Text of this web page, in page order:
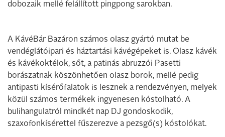
dobozaik mellé felállított pingpong sarokban.
A KávéBár Bazáron számos olasz gyártó mutat be
vendéglátóipari és háztartási kávégépeket is. Olasz kávék
és kávékoktélok, sőt, a patinás abruzzói Pasetti
borászatnak köszönhetően olasz borok, mellé pedig
antipasti kísérőfalatok is lesznek a rendezvényen, melyek
közül számos termékek ingyenesen kóstolható. A
bulihangulatról mindkét nap DJ gondoskodik,
szaxofonkísérettel fűszerezve a pezsgő(s) kóstolókat.